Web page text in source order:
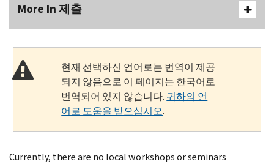
More In 제출
현재 선택하신 언어로는 번역이 제공
되지 않음으로 이 페이지는 한국어로
번역되어 있지 않습니다. 귀하의 언
어로 도움을 받으십시오.
Currently, there are no local workshops or seminars